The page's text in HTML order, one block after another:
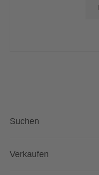
Suchen
Auto kaufen
Verkaufen